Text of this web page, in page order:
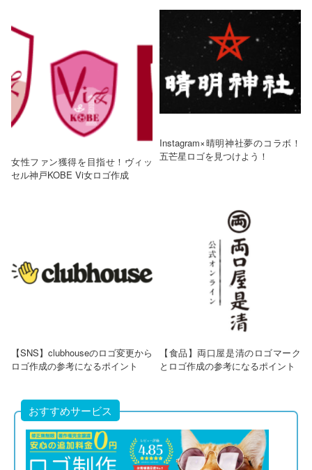
女性ファン獲得を目指せ！ヴィッ
セル神戸KOBE Vi女ロゴ作成
Instagram×晴明神社夢のコラボ！
五芒星ロゴを見つけよう！
【SNS】clubhouseのロゴ変更から
ロゴ作成の参考になるポイント
【食品】両口屋是清のロゴマーク
とロゴ作成の参考になるポイント
おすすめサービス